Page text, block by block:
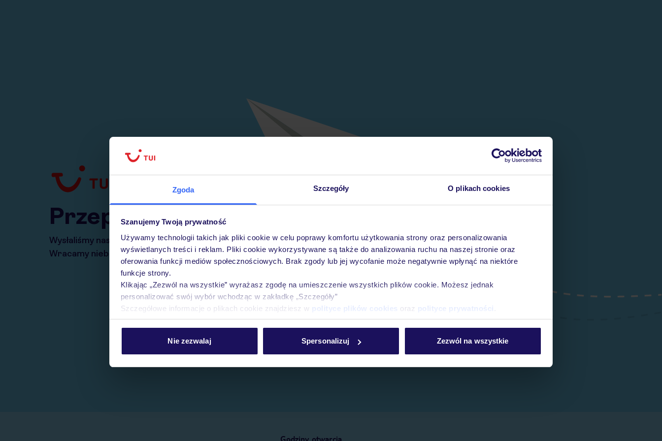
Zgoda Szczegóły O plikach cookies
Szanujemy Twoją prywatność
Używamy technologii takich jak pliki cookie w celu poprawy komfortu użytkowania strony oraz personalizowania
wyświetlanych treści i reklam. Pliki cookie wykorzystywane są także do analizowania ruchu na naszej stronie oraz
oferowania funkcji mediów społecznościowych. Brak zgody lub jej wycofanie może negatywnie wpłynąć na niektóre
funkcje strony.
Klikając „Zezwól na wszystkie” wyrażasz zgodę na umieszczenie wszystkich plików cookie. Możesz jednak
personalizować swój wybór wchodząc w zakładkę „Szczegóły”
Szczegółowe informacje o plikach cookie znajdziesz w polityce plików cookies oraz polityce prywatności
Nie zezwalaj Spersonalizuj Zezwól na wszystkie
Przepraszamy
Wysłaliśmy nasz serwis na krótkie wakacje.
Wracamy niebawem!
Godziny otwarcia